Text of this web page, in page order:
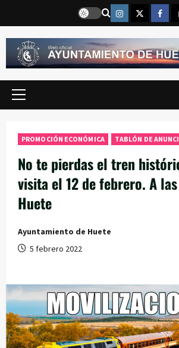
contenido
Instragram
Twitter
Menú
PROMOCIÓN ECONÓMICA TABLÓN DE
No te pierdas el tren
visita el 12 de febrero. A
Huete
Ayuntamiento de Huete
5 febrero 2022